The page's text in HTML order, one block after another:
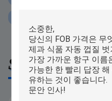
Similar